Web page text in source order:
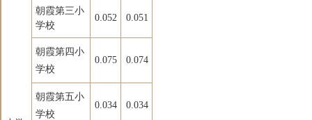
朝霞第三小
学校
0.052 0.051
朝霞第四小
学校
0.075 0.074
朝霞第五小
学校
0.034 0.034